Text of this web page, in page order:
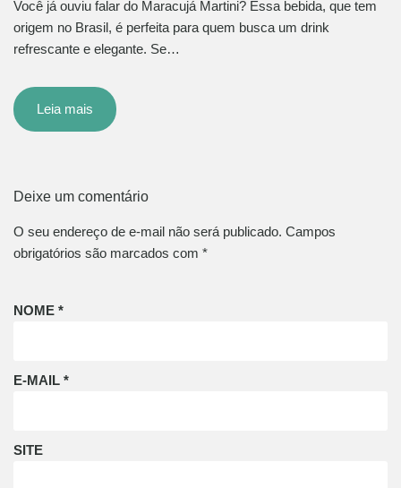
Você já ouviu falar do Maracujá Martini? Essa bebida, que tem
origem no Brasil, é perfeita para quem busca um drink
refrescante e elegante. Se…
Leia mais
Deixe um comentário
O seu endereço de e-mail não será publicado. Campos
obrigatórios são marcados com *
NOME *
E-MAIL *
SITE